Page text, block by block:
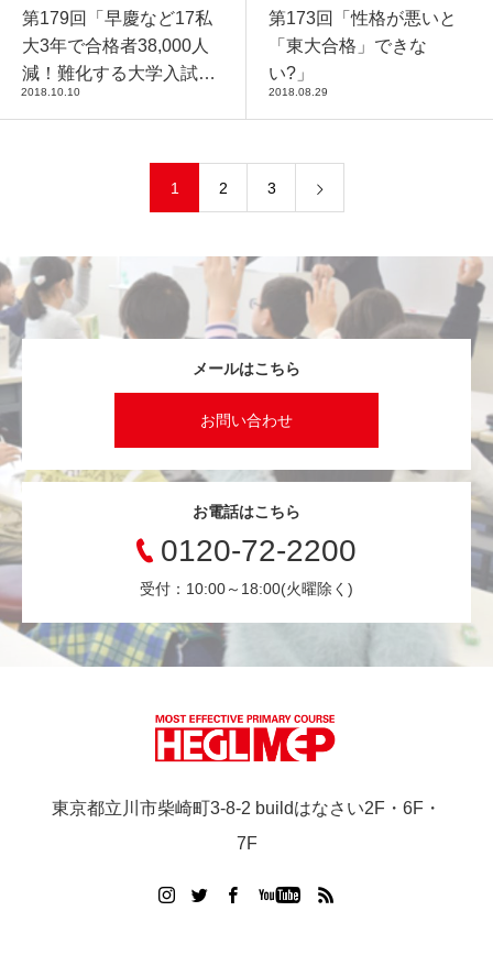
第179回「早慶など17私
大3年で合格者38,000人
減！難化する大学入試に
幼児期から育てておきた
2018.10.10
第173回「性格が悪いと
「東大合格」できな
い?」
2018.08.29
1 2 3
メールはこちら
お問い合わせ
お電話はこちら
0120-72-2200
受付：10:00～18:00(火曜除く)
東京都立川市柴崎町3-8-2 buildはなさい2F・6F・
7F